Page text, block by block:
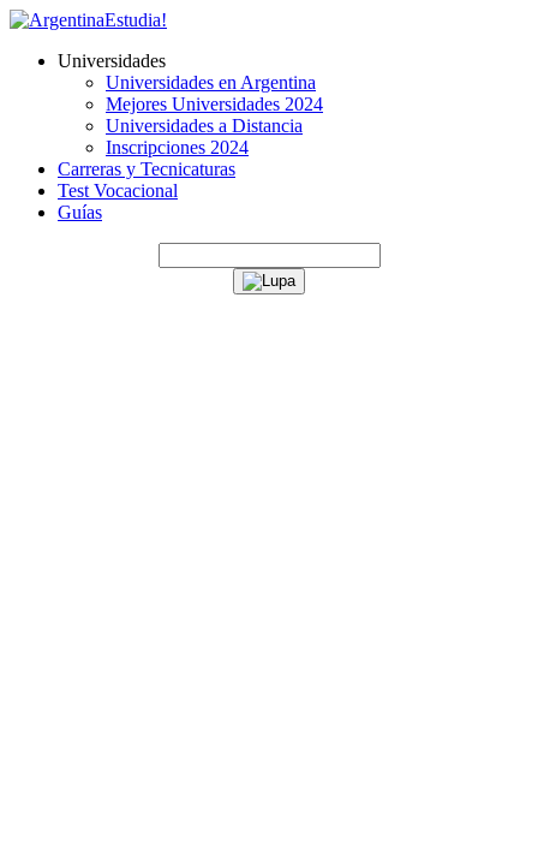
Universidades
Universidades en Argentina
Mejores Universidades 2024
Universidades a Distancia
Inscripciones 2024
Carreras y Tecnicaturas
Test Vocacional
Guías